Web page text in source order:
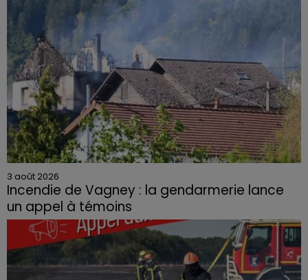
3 août 2026
Incendie de Vagney : la gendarmerie lance
un appel à témoins
Le feu, parti d'une haie avant de se propager au
quartier résidentiel, avait détruit deux habitations et
contraint à l'évacuation d'une centaine de personnes.